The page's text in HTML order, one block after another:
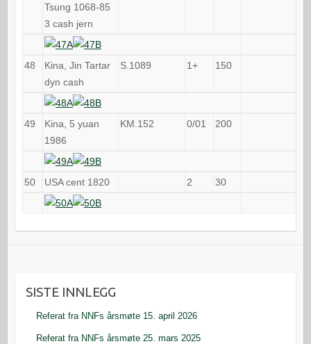
Tsung 1068-85
3 cash jern
48
Kina, Jin Tartar
dyn cash
S.1089 1+ 150
49
Kina, 5 yuan
1986
KM.152 0/01 200
50 USA cent 1820 2 30
SISTE INNLEGG
Referat fra NNFs årsmøte 15. april 2026
Referat fra NNFs årsmøte 25. mars 2025